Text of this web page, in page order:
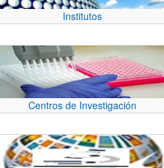
Institutos
Centros de Investigación